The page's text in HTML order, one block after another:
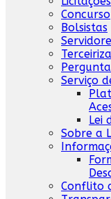
Concurso
Bolsistas
Serviço
Lei
Sobre a
Conflito